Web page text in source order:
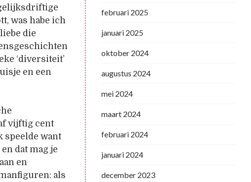
was habe ich
die
‘diversiteit’
en een
vijftig cent
speelde want
dat mag je
en
als
februari 2025
januari 2025
oktober 2024
augustus 2024
mei 2024
maart 2024
februari 2024
januari 2024
december 2023